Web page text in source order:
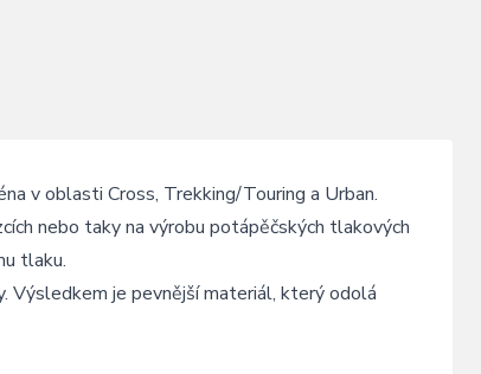
v oblasti Cross, Trekking/Touring a Urban.
nebo taky na výrobu potápěčských tlakových
tlaku.
Výsledkem je pevnější materiál, který odolá